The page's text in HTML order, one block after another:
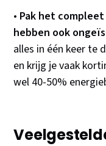
• Pak het
hebben ook
alles in één keer te
en krijg je vaak
wel 40-50%